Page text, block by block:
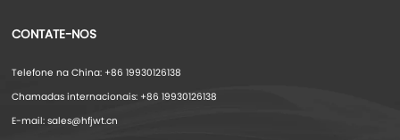
CONTATE-NOS
Telefone na China: +86 19930126138
Chamadas internacionais: +86 19930126138
E-mail: sales@hfjwt.cn